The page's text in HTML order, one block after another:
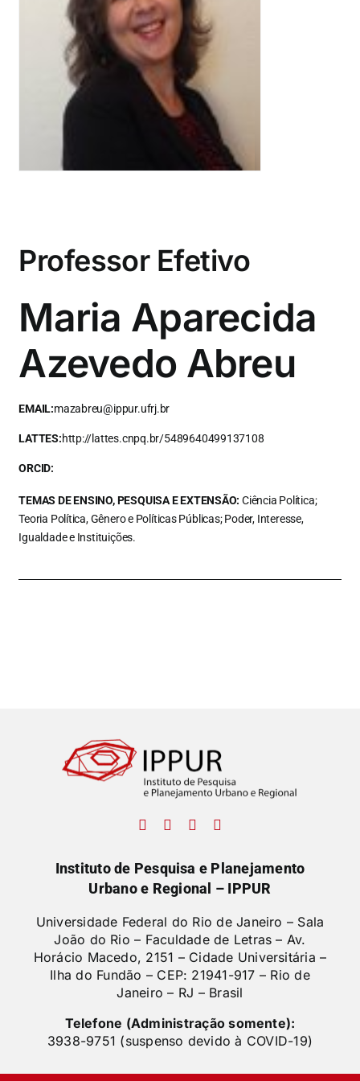
Eventos e Certificados
Comunicação
resultados
Professor Efetivo
Maria Aparecida
Azevedo Abreu
EMAIL:mazabreu@ippur.ufrj.br
LATTES:http://lattes.cnpq.br/5489640499137108
ORCID:
TEMAS DE ENSINO, PESQUISA E EXTENSÃO:Ciência Política;
Teoria Política, Gênero e Políticas Públicas; Poder, Interesse,
Igualdade e Instituições.
Instituto de Pesquisa e Planejamento
Urbano e Regional – IPPUR
Universidade Federal do Rio de Janeiro – Sala
João do Rio – Faculdade de Letras – Av.
Horácio Macedo, 2151 – Cidade Universitária –
Ilha do Fundão – CEP: 21941-917 – Rio de
Janeiro – RJ – Brasil
Telefone (Administração somente):
3938-9751 (suspenso devido à COVID-19)